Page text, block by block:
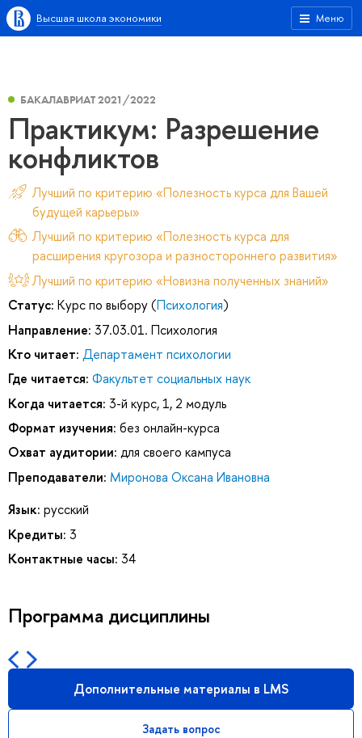
Меню
Высшая школа экономики
БАКАЛАВРИАТ 2021/2022
Практикум: Разрешение
конфликтов
Лучший по критерию «Полезность курса для Вашей
будущей карьеры»
Лучший по критерию «Полезность курса для
расширения кругозора и разностороннего развития»
Лучший по критерию «Новизна полученных знаний»
Статус: Курс по выбору (Психология)
Направление: 37.03.01. Психология
Кто читает: Департамент психологии
Где читается: Факультет социальных наук
Когда читается: 3-й курс, 1, 2 модуль
Формат изучения: без онлайн-курса
Охват аудитории: для своего кампуса
Преподаватели: Миронова Оксана Ивановна
Язык: русский
Кредиты: 3
Контактные часы: 34
Программа дисциплины
Дополнительные материалы в LMS
Задать вопрос